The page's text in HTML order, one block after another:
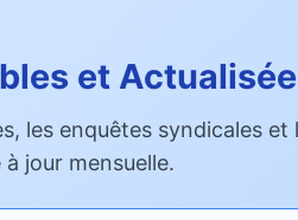
et
les enquêtes syndicales et
jour mensuelle.